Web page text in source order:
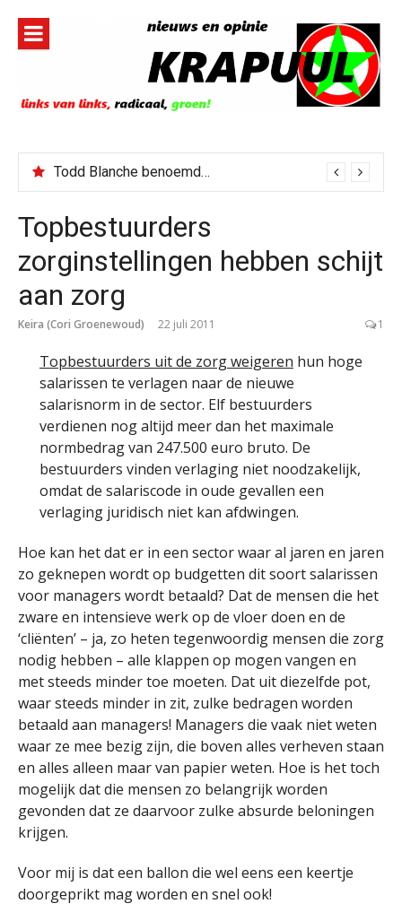
inhoud
Todd Blanche benoemd tot Attorney General
Topbestuurders
zorginstellingen hebben schijt
aan zorg
Keira (Cori Groenewoud) 22 juli 2011 1
Topbestuurders uit de zorg weigeren hun hoge
salarissen te verlagen naar de nieuwe
salarisnorm in de sector. Elf bestuurders
verdienen nog altijd meer dan het maximale
normbedrag van 247.500 euro bruto. De
bestuurders vinden verlaging niet noodzakelijk,
omdat de salariscode in oude gevallen een
verlaging juridisch niet kan afdwingen.
Hoe kan het dat er in een sector waar al jaren en jaren
zo geknepen wordt op budgetten dit soort salarissen
voor managers wordt betaald? Dat de mensen die het
zware en intensieve werk op de vloer doen en de
‘cliënten’ – ja, zo heten tegenwoordig mensen die zorg
nodig hebben – alle klappen op mogen vangen en
met steeds minder toe moeten. Dat uit diezelfde pot,
waar steeds minder in zit, zulke bedragen worden
betaald aan managers! Managers die vaak niet weten
waar ze mee bezig zijn, die boven alles verheven staan
en alles alleen maar van papier weten. Hoe is het toch
mogelijk dat die mensen zo belangrijk worden
gevonden dat ze daarvoor zulke absurde beloningen
krijgen.
Voor mij is dat een ballon die wel eens een keertje
doorgeprikt mag worden en snel ook!